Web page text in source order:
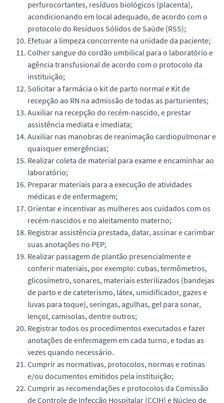
perfurocortantes, resíduos biológicos (placenta),
acondicionando em local adequado, de acordo com o
protocolo do Resíduos Sólidos de Saúde (RSS);
Efetuar a limpeza concorrente na unidade da paciente;
Colher sangue do cordão umbilical para o laboratório e
agência transfusional de acordo com o protocolo da
instituição;
Solicitar a farmácia o kit de parto normal e Kit de
recepção ao RN na admissão de todas as parturientes;
Auxiliar na recepção do recém-nascido, e prestar
assistência mediata e imediata;
Auxiliar nas manobras de reanimação cardiopulmonar e
quaisquer emergências;
Realizar coleta de material para exame e encaminhar ao
laboratório;
Preparar materiais para a execução de atividades
médicas e de enfermagem;
Orientar e incentivar as mulheres aos cuidados com os
recém-nascidos e no aleitamento materno;
Registrar assistência prestada, datar, assinar e carimbar
suas anotações no PEP;
Realizar passagem de plantão presencialmente e
conferir materiais, por exemplo: cubas, termômetros,
glicosímetro, sonares, materiais esterilizados (bandejas
de parto e de cateterismo, látex, umidificador, gazes e
luvas para toque), seringas, agulhas, gel para sonar,
lençol, camisolas, dentre outros;
Registrar todos os procedimentos executados e fazer
anotações de enfermagem em cada turno, e todas as
vezes quando necessário.
Cumprir as normativas, protocolos, normas e rotinas
e/ou documentos emitidos pela instituição;
Cumprir as recomendações e protocolos da Comissão
de Controle de Infecção Hospitalar (CCIH) e Núcleo de